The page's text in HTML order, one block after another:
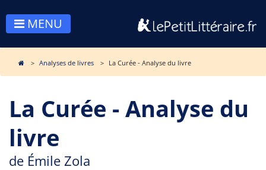
MENU
Analyses de livres La Curée - Analyse du livre
La Curée - Analyse du
livre
de Émile Zola